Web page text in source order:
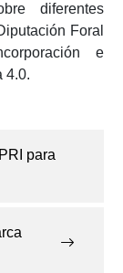
diferentes
Foral
e
4.0.
para